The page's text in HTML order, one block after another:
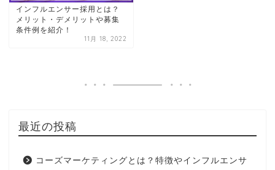
インフルエンサー採用とは？
メリット・デメリットや募集
条件例を紹介！
11月 18, 2022
最近の投稿
コーズマーケティングとは？特徴やインフルエンサ